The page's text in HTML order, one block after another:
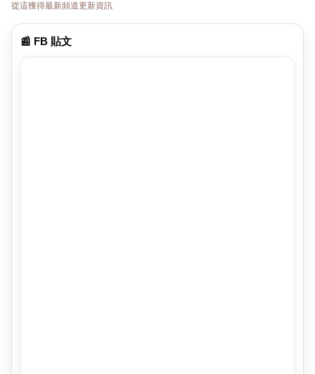
從這獲得最新頻道更新資訊
📰 FB 貼文